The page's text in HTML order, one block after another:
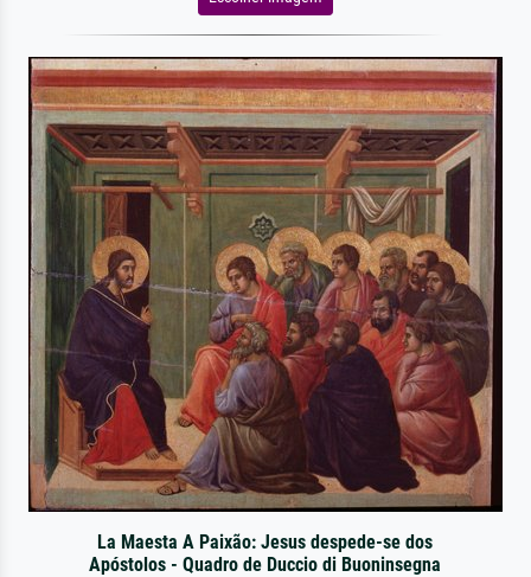
La Maesta A Paixão: Jesus despede-se dos
Apóstolos - Quadro de Duccio di Buoninsegna